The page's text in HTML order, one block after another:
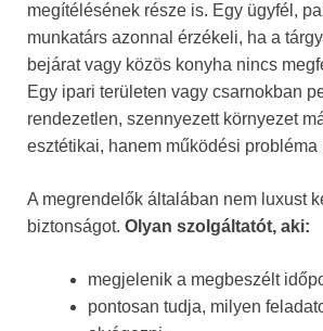
megítélésének része is. Egy ügyfél,
munkatárs azonnal érzékeli, ha a
bejárat vagy közös konyha nincs
Egy ipari területen vagy csarnokban
rendezetlen, szennyezett környezet
esztétikai, hanem működési probléma
A megrendelők általában nem luxust
biztonságot. Olyan szolgáltatót, aki:
megjelenik a megbeszélt
pontosan tudja, milyen